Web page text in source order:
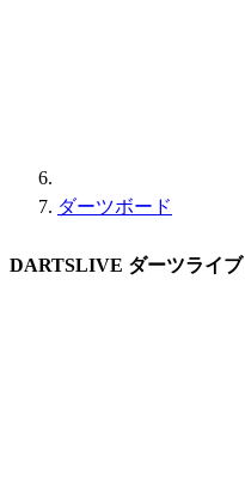
ダーツボード
DARTSLIVE ダーツライ